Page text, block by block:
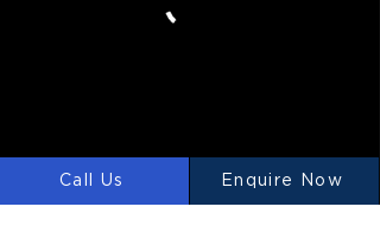
Call Us Enquire Now